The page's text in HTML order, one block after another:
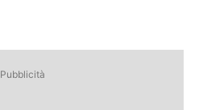
Pubblicità